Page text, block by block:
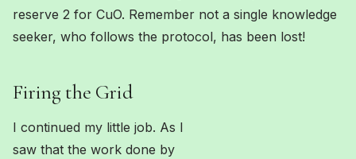
reserve 2 for CuO. Remember not a single knowledge
seeker, who follows the protocol, has been lost!
Firing the Grid
I continued my little job. As I
saw that the work done by